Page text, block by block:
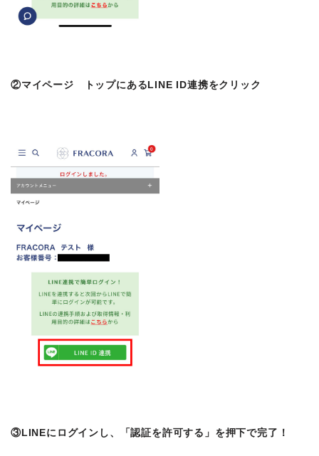
②マイページ トップにあるLINE ID連携をクリック
③LINEにログインし、「認証を許可する」を押下で完了！